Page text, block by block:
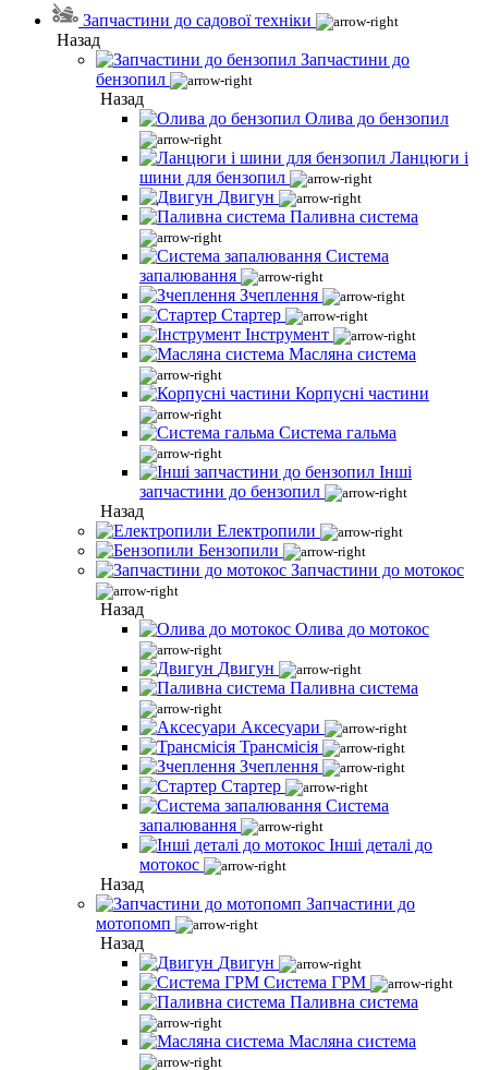
Запчастини до садової техніки
Назад
Запчастини до
бензопил
Назад
Олива до бензопил
Ланцюги і
шини для бензопил
Двигун
Паливна система
Система
запалювання
Зчеплення
Стартер
Інструмент
Масляна система
Корпусні частини
Система гальма
Інші
запчастини до бензопил
Назад
Електропили
Бензопили
Запчастини до мотокос
Назад
Олива до мотокос
Двигун
Паливна система
Аксесуари
Трансмісія
Зчеплення
Стартер
Система
запалювання
Інші деталі до
мотокос
Назад
Запчастини до
мотопомп
Назад
Двигун
Система ГРМ
Паливна система
Масляна система